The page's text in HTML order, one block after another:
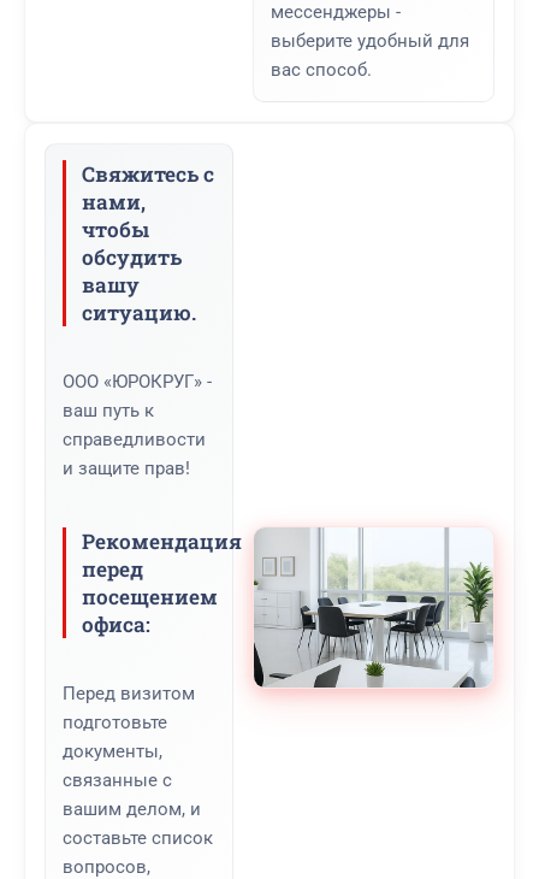
мессенджеры -
выберите удобный для
вас способ.
Свяжитесь с
нами,
чтобы
обсудить
вашу
ситуацию.
ООО «ЮРОКРУГ» -
ваш путь к
справедливости
и защите прав!
Рекомендация
перед
посещением
офиса:
Перед визитом
подготовьте
документы,
связанные с
вашим делом, и
составьте список
вопросов,